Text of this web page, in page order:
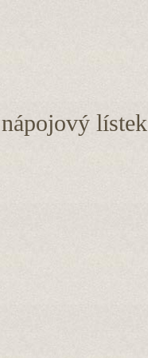
lístek